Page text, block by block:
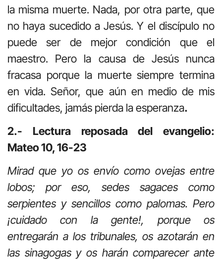
la misma muerte. Nada, por otra parte, que
no haya sucedido a Jesús. Y el discípulo no
puede ser de mejor condición que el
maestro. Pero la causa de Jesús nunca
fracasa porque la muerte siempre termina
en vida. Señor, que aún en medio de mis
dificultades, jamás pierda la esperanza.
2.- Lectura reposada del evangelio:
Mateo 10, 16-23
Mirad que yo os envío como ovejas entre
lobos; por eso, sedes sagaces como
serpientes y sencillos como palomas. Pero
¡cuidado con la gente!, porque os
entregarán a los tribunales, os azotarán en
las sinagogas y os harán comparecer ante